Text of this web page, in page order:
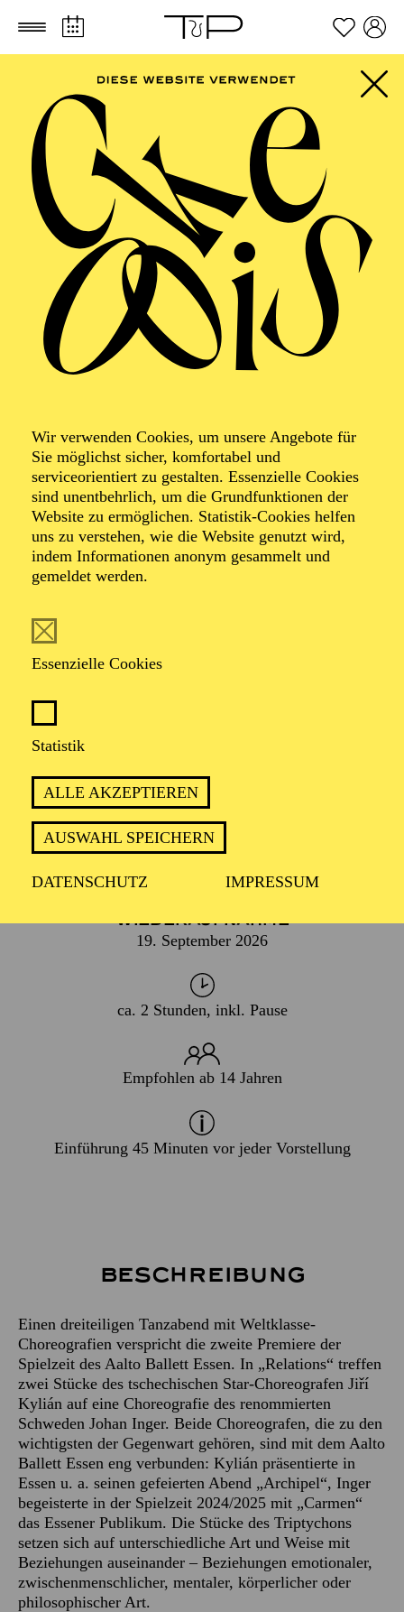
Zum Hauptinhalt springen Zum Footer springen
Wir verwenden Cookies, um unsere Angebote für
Sie möglichst sicher, komfortabel und
serviceorientiert zu gestalten. Essenzielle Cookies
sind unentbehrlich, um die Grundfunktionen der
Website zu ermöglichen. Statistik-Cookies helfen
uns zu verstehen, wie die Website genutzt wird,
indem Informationen anonym gesammelt und
gemeldet werden.
Essenzielle Cookies
Statistik
ALLE AKZEPTIEREN
AUSWAHL SPEICHERN
DATENSCHUTZ IMPRESSUM
AALTO BALLETT
Relations
Tanz-Triptychon von Jiří Kylián und Johan Inger
Musik von Benjamin Britten, Dirk Haubrich nach
Wolfgang Amadeus Mozart, Arvo Pärt, Maurice Ravel
DIE TIEFE UND VIELFALT
MENSCHLICHER BEZIEHUNGEN
PREMIERE
18. April 2026
WIEDERAUFNAHME
19. September 2026
ca. 2 Stunden, inkl. Pause
Empfohlen ab 14 Jahren
Einführung 45 Minuten vor jeder Vorstellung
Beschreibung
Einen dreiteiligen Tanzabend mit Weltklasse-
Choreografien verspricht die zweite Premiere der
Spielzeit des Aalto Ballett Essen. In „Relations“ treffen
zwei Stücke des tschechischen Star-Choreografen Jiří
Kylián auf eine Choreografie des renommierten
Schweden Johan Inger. Beide Choreografen, die zu den
wichtigsten der Gegenwart gehören, sind mit dem Aalto
Ballett Essen eng verbunden: Kylián präsentierte in
Essen u. a. seinen gefeierten Abend „Archipel“, Inger
begeisterte in der Spielzeit 2024/2025 mit „Carmen“
das Essener Publikum. Die Stücke des Triptychons
setzen sich auf unterschiedliche Art und Weise mit
Beziehungen auseinander – Beziehungen emotionaler,
zwischenmenschlicher, mentaler, körperlicher oder
philosophischer Art.